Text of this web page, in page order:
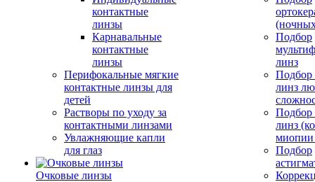
контактные
линзы
Карнавальные
контактные
линзы
Перифокальные мягкие
контактные линзы для
детей
Растворы по уходу за
контактными линзами
Увлажняющие капли
для глаз
Очковые линзы
Подбор
линз
Подбор
линз
Подбор
линз
миопии
Подбор